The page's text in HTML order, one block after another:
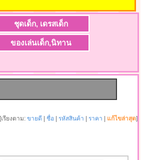
ชุดเด็ก, เดรสเด็ก
ของเล่นเด็ก,นิทาน
[เรียงตาม:ขายดี |ชื่อ รหัสสินค้า ราคา แก้ไขล่าสุด]